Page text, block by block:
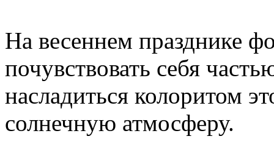
На весеннем празднике
почувствовать себя
насладиться колоритом
солнечную атмосферу.